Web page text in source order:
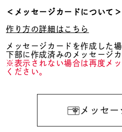
＜メッセージカードについて＞
作り方の詳細はこちら
メッセージカードを作成した場
下部に作成済みのメッセージ
※表示されない場合は再度メ
ください。
メッセ